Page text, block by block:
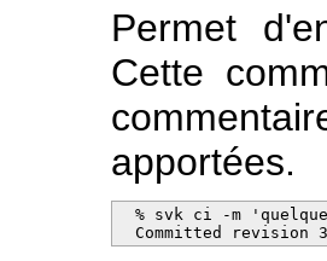
Permet
Cette
apportées.
% svk ci -m
Committed revision